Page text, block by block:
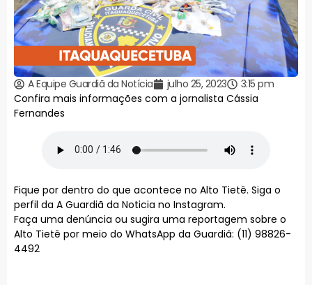
A Equipe Guardiã da Notícia julho 25, 2023
3:15 pm
Confira mais informações com a jornalista Cássia
Fernandes
Fique por dentro do que acontece no Alto Tietê. Siga o
perfil da A Guardiã da Noticia no Instagram.
Faça uma denúncia ou sugira uma reportagem sobre o
Alto Tietê por meio do WhatsApp da Guardiã: (11) 98826-
4492